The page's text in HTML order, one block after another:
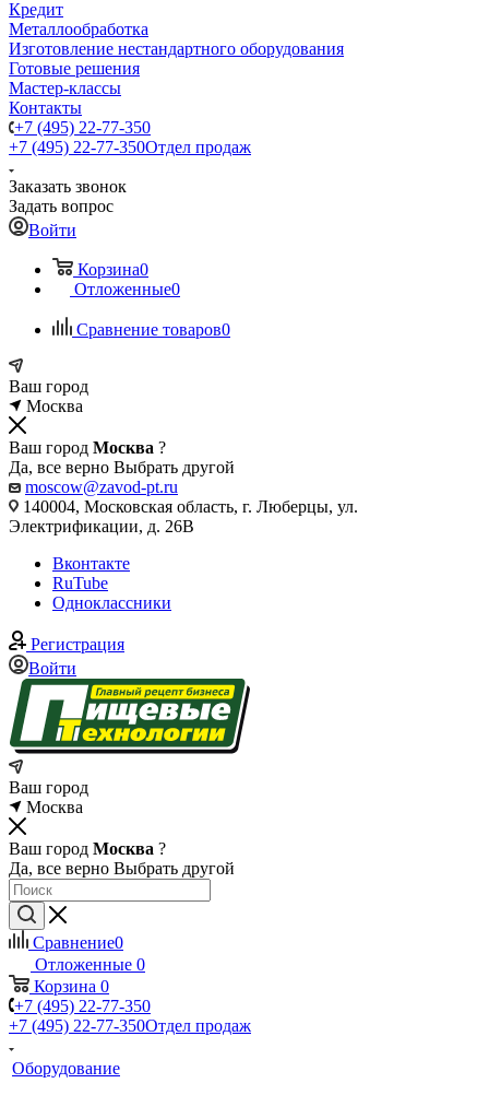
Кредит
Металлообработка
Изготовление нестандартного оборудования
Готовые решения
Мастер-классы
Контакты
+7 (495) 22-77-350
+7 (495) 22-77-350Отдел продаж
Заказать звонок
Задать вопрос
Войти
Корзина0
Отложенные0
Сравнение товаров0
Ваш город
Москва
Ваш город Москва ?
Да, все верно Выбрать другой
moscow@zavod-pt.ru
140004, Московская область, г. Люберцы, ул.
Электрификации, д. 26В
Вконтакте
RuTube
Одноклассники
Регистрация
Войти
Ваш город
Москва
Ваш город Москва ?
Да, все верно Выбрать другой
Сравнение0
Отложенные 0
Корзина 0
+7 (495) 22-77-350
+7 (495) 22-77-350Отдел продаж
Оборудование